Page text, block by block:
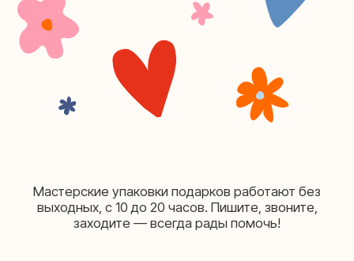
Москва, ул.Таганская, дом 25-27
Мастерская на Таганке